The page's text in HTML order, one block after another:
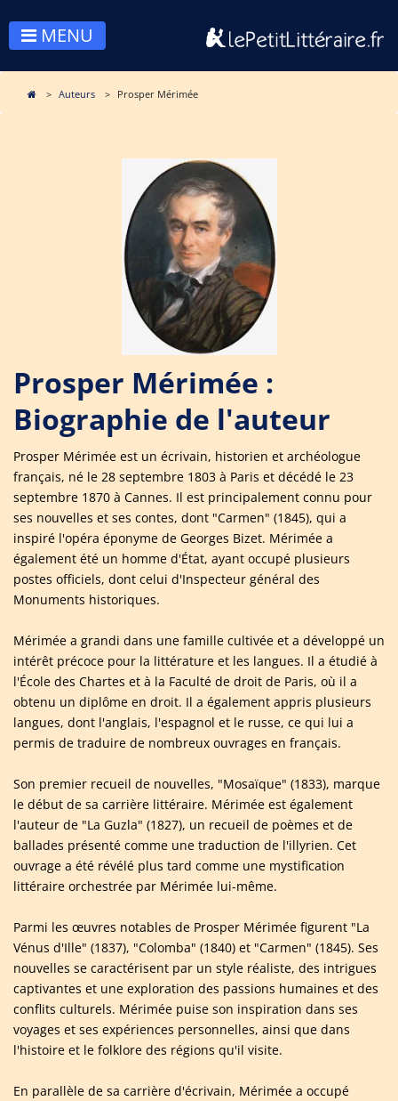
MENU
Auteurs Prosper Mérimée
Prosper Mérimée :
Biographie de l'auteur
Prosper Mérimée est un écrivain, historien et archéologue
français, né le 28 septembre 1803 à Paris et décédé le 23
septembre 1870 à Cannes. Il est principalement connu pour
ses nouvelles et ses contes, dont "Carmen" (1845), qui a
inspiré l'opéra éponyme de Georges Bizet. Mérimée a
également été un homme d'État, ayant occupé plusieurs
postes officiels, dont celui d'Inspecteur général des
Monuments historiques.
Mérimée a grandi dans une famille cultivée et a développé un
intérêt précoce pour la littérature et les langues. Il a étudié à
l'École des Chartes et à la Faculté de droit de Paris, où il a
obtenu un diplôme en droit. Il a également appris plusieurs
langues, dont l'anglais, l'espagnol et le russe, ce qui lui a
permis de traduire de nombreux ouvrages en français.
Son premier recueil de nouvelles, "Mosaïque" (1833), marque
le début de sa carrière littéraire. Mérimée est également
l'auteur de "La Guzla" (1827), un recueil de poèmes et de
ballades présenté comme une traduction de l'illyrien. Cet
ouvrage a été révélé plus tard comme une mystification
littéraire orchestrée par Mérimée lui-même.
Parmi les œuvres notables de Prosper Mérimée figurent "La
Vénus d'Ille" (1837), "Colomba" (1840) et "Carmen" (1845). Ses
nouvelles se caractérisent par un style réaliste, des intrigues
captivantes et une exploration des passions humaines et des
conflits culturels. Mérimée puise son inspiration dans ses
voyages et ses expériences personnelles, ainsi que dans
l'histoire et le folklore des régions qu'il visite.
En parallèle de sa carrière d'écrivain, Mérimée a occupé